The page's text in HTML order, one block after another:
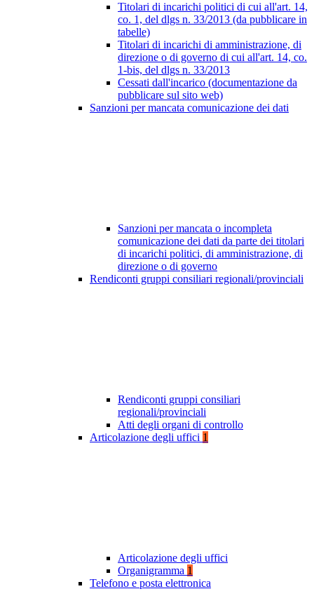
Titolari di incarichi politici di cui all'art. 14,
co. 1, del dlgs n. 33/2013 (da pubblicare in
tabelle)
Titolari di incarichi di amministrazione, di
direzione o di governo di cui all'art. 14, co.
1-bis, del dlgs n. 33/2013
Cessati dall'incarico (documentazione da
pubblicare sul sito web)
Sanzioni per mancata comunicazione dei dati
Sanzioni per mancata o incompleta
comunicazione dei dati da parte dei titolari
di incarichi politici, di amministrazione, di
direzione o di governo
Rendiconti gruppi consiliari regionali/provinciali
Rendiconti gruppi consiliari
regionali/provinciali
Atti degli organi di controllo
Articolazione degli uffici 1
Articolazione degli uffici
Organigramma 1
Telefono e posta elettronica